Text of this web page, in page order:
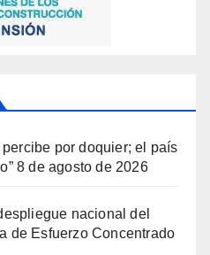
percibe por doquier; el país
8 de agosto de 2026
nacional del
de Esfuerzo Concentrado